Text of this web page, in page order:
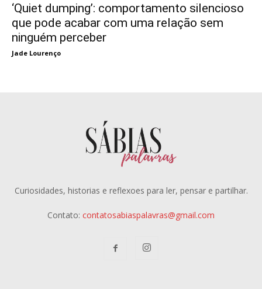
‘Quiet dumping’: comportamento silencioso
que pode acabar com uma relação sem
ninguém perceber
Jade Lourenço
Curiosidades, historias e reflexoes para ler, pensar e partilhar.
Contato: contatosabiaspalavras@gmail.com